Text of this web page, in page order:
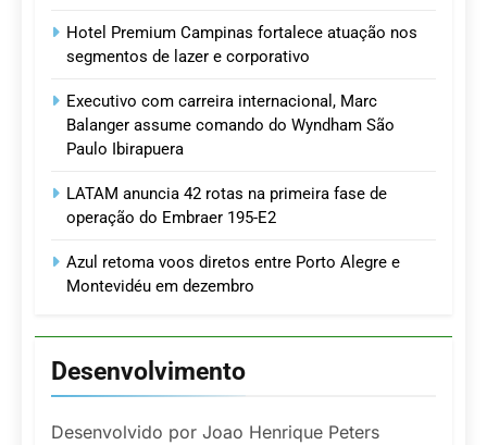
Hotel Premium Campinas fortalece atuação nos
segmentos de lazer e corporativo
Executivo com carreira internacional, Marc
Balanger assume comando do Wyndham São
Paulo Ibirapuera
LATAM anuncia 42 rotas na primeira fase de
operação do Embraer 195-E2
Azul retoma voos diretos entre Porto Alegre e
Montevidéu em dezembro
Desenvolvimento
Desenvolvido por Joao Henrique Peters